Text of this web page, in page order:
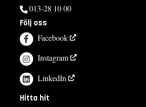
013-28 10 00
Följ oss
Facebook
Instagram
LinkedIn
Hitta hit